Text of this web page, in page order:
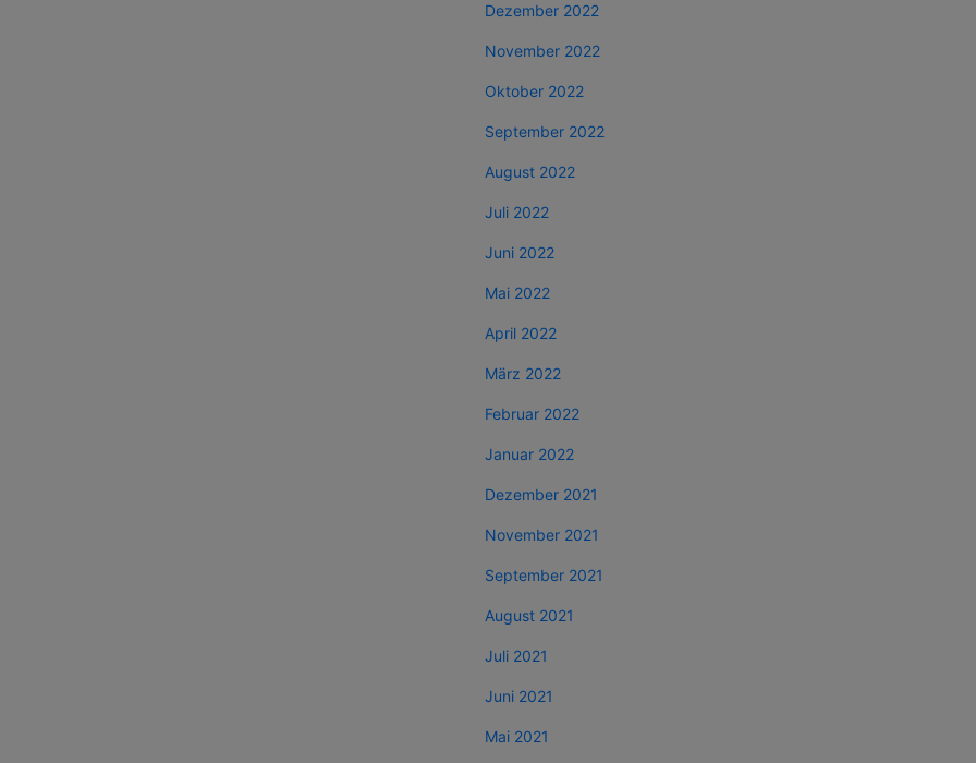
Dezember 2022
November 2022
Oktober 2022
September 2022
August 2022
Juli 2022
Juni 2022
Mai 2022
April 2022
März 2022
Februar 2022
Januar 2022
Dezember 2021
November 2021
September 2021
August 2021
Juli 2021
Juni 2021
Mai 2021